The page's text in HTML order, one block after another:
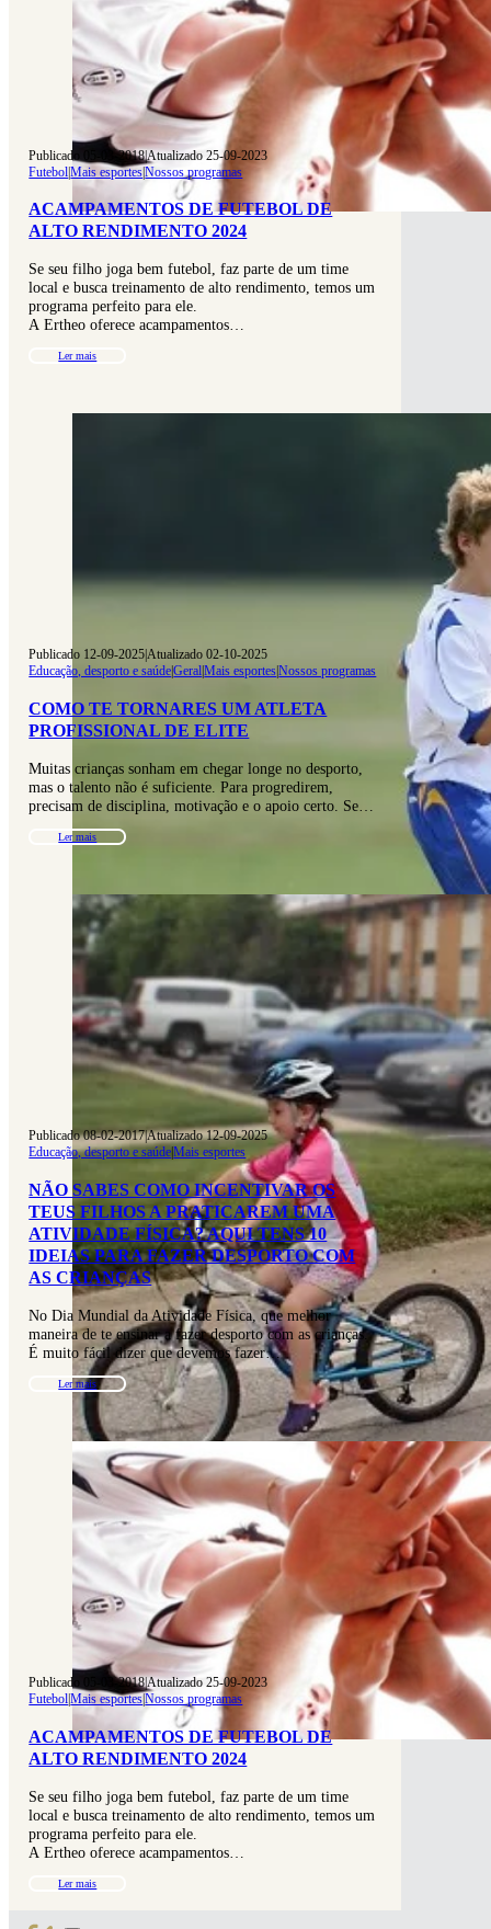
Publicado 05-03-2018|Atualizado 25-09-2023
Futebol|Mais esportes|Nossos programas
ACAMPAMENTOS DE FUTEBOL DE
ALTO RENDIMENTO 2024
Se seu filho joga bem futebol, faz parte de um time
local e busca treinamento de alto rendimento, temos um
programa perfeito para ele.
A Ertheo oferece acampamentos…
Ler mais
Publicado 12-09-2025|Atualizado 02-10-2025
Educação, desporto e saúde|Geral|Mais esportes|Nossos programas
COMO TE TORNARES UM ATLETA
PROFISSIONAL DE ELITE
Muitas crianças sonham em chegar longe no desporto,
mas o talento não é suficiente. Para progredirem,
precisam de disciplina, motivação e o apoio certo. Se…
Ler mais
Publicado 08-02-2017|Atualizado 12-09-2025
Educação, desporto e saúde|Mais esportes
NÃO SABES COMO INCENTIVAR OS
TEUS FILHOS A PRATICAREM UMA
ATIVIDADE FÍSICA? AQUI TENS 10
IDEIAS PARA FAZER DESPORTO COM
AS CRIANÇAS
No Dia Mundial da Atividade Física, que melhor
maneira de te ensinar a fazer desporto com as crianças.
É muito fácil dizer que devemos fazer…
Ler mais
Publicado 05-03-2018|Atualizado 25-09-2023
Futebol|Mais esportes|Nossos programas
ACAMPAMENTOS DE FUTEBOL DE
ALTO RENDIMENTO 2024
Se seu filho joga bem futebol, faz parte de um time
local e busca treinamento de alto rendimento, temos um
programa perfeito para ele.
A Ertheo oferece acampamentos…
Ler mais